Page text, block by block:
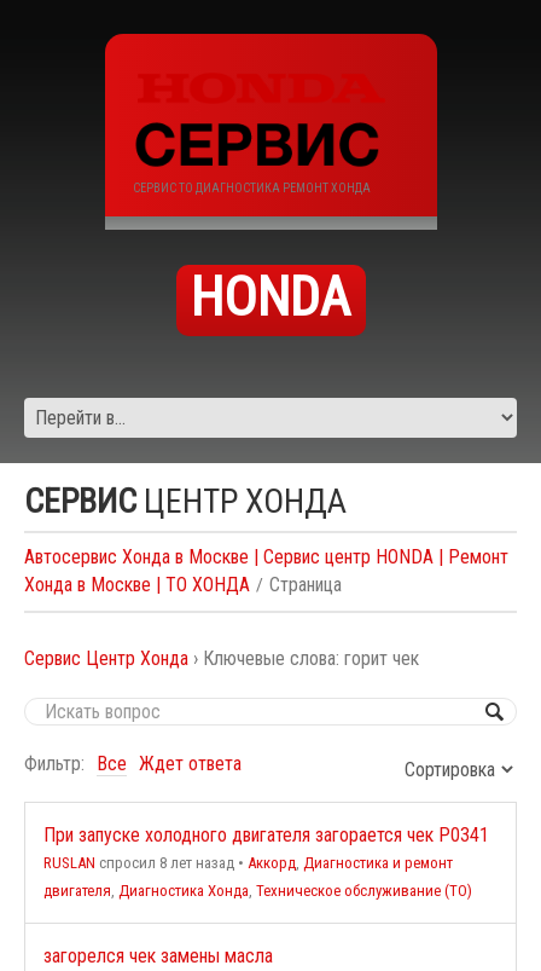
СЕРВИС ТО ДИАГНОСТИКА РЕМОНТ ХОНДА
HONDA
СЕРВИСЦЕНТР ХОНДА
Автосервис Хонда в Москве | Сервис центр HONDA | Ремонт
Хонда в Москве | ТО ХОНДА
Страница
Сервис Центр Хонда › Ключевые слова: горит чек
Фильтр: Все Ждет ответа
При запуске холодного двигателя загорается чек P0341
RUSLAN спросил 8 лет назад • Аккорд Диагностика и ремонт
двигателя Диагностика Хонда Техническое обслуживание (ТО)
загорелся чек замены масла